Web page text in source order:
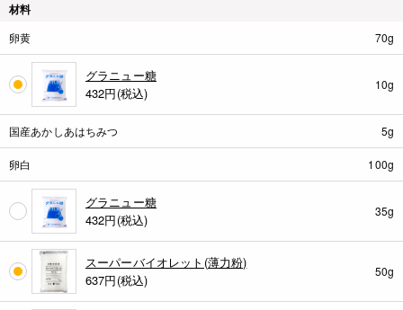
材料
卵黄 70g
グラニュー糖
432円(税込)
10g
国産あかしあはちみつ 5g
卵白 100g
グラニュー糖
432円(税込)
35g
スーパーバイオレット(薄力粉)
637円(税込)
50g